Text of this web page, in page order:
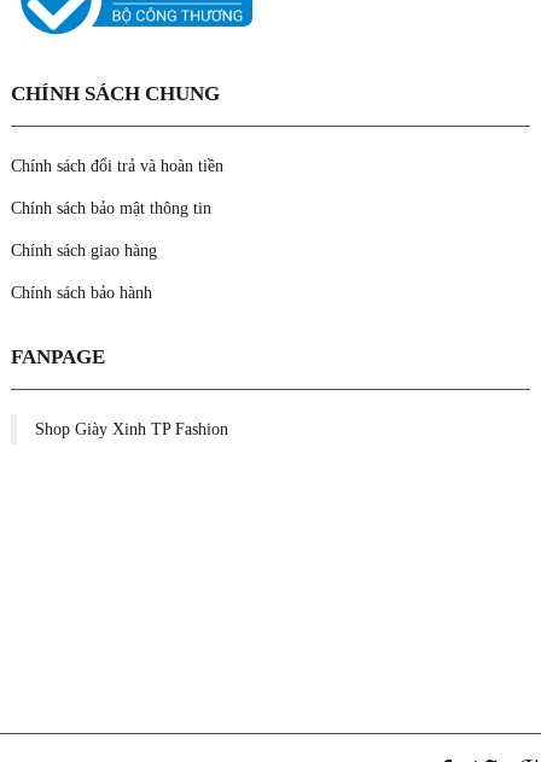
CHÍNH SÁCH CHUNG
Chính sách đổi trả và hoàn tiền
Chính sách bảo mật thông tin
Chính sách giao hàng
Chính sách bảo hành
FANPAGE
Shop Giày Xinh TP Fashion